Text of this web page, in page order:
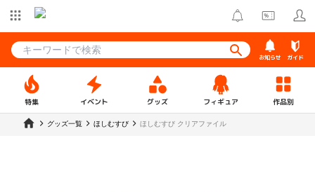
お知らせ ガイド
特集 イベント グッズ フィギュア 作品別
グッズ一覧 ほしむすび ほしむすび クリアファイル